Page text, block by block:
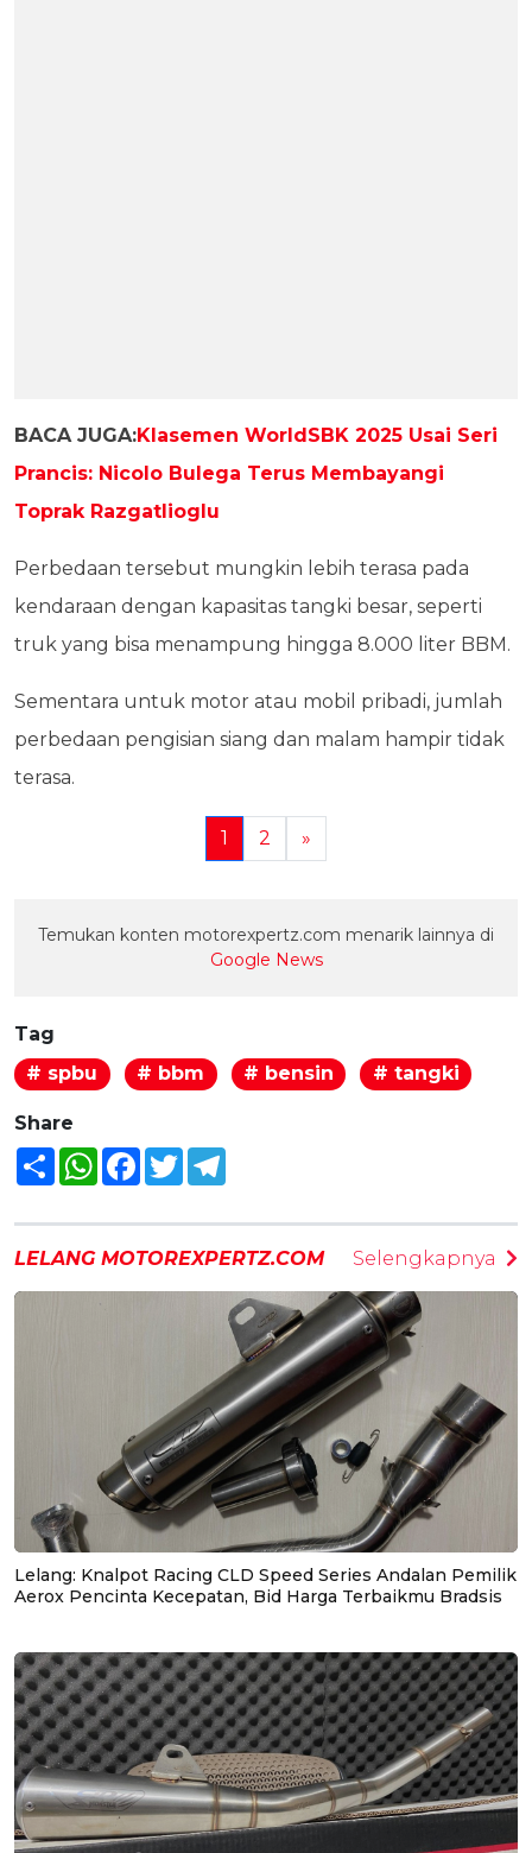
BACA JUGA:Klasemen WorldSBK 2025 Usai Seri
Prancis: Nicolo Bulega Terus Membayangi
Toprak Razgatlioglu
Perbedaan tersebut mungkin lebih terasa pada
kendaraan dengan kapasitas tangki besar, seperti
truk yang bisa menampung hingga 8.000 liter BBM.
Sementara untuk motor atau mobil pribadi, jumlah
perbedaan pengisian siang dan malam hampir tidak
terasa.
1 2 »
Temukan konten motorexpertz.com menarik lainnya di
Google News
Tag
# spbu
# bbm # bensin # tangki
Share
Share WhatsAppFacebook
Twitter
LELANG MOTOREXPERTZ.COM Selengkapnya
Lelang: Knalpot Racing CLD Speed Series Andalan Pemilik
Aerox Pencinta Kecepatan, Bid Harga Terbaikmu Bradsis